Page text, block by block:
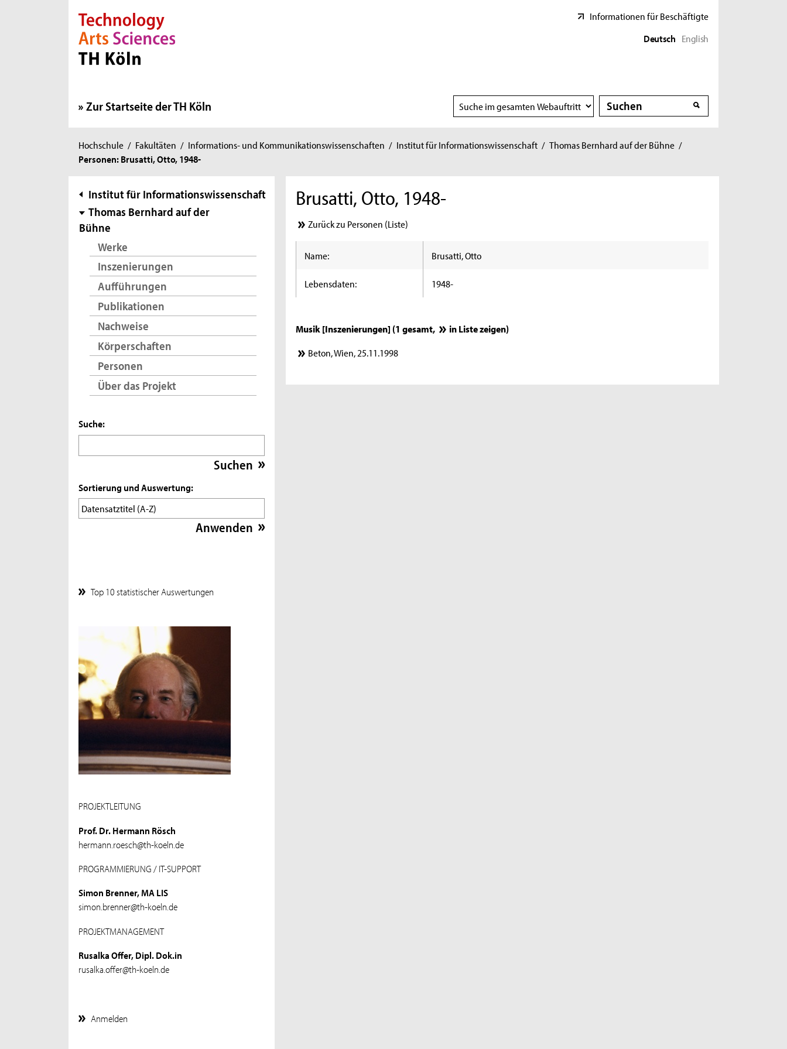
Direkt zur Hauptnavigation
Direkt zur Subnavigation
Direkt zum Inhalt
Direkt zum Fußbereich
Informationen für Beschäftigte
Deutsch English
Zur Startseite der TH Köln
Suchbereich
wählen
Suche
Suche
Sie
sind
Hochschule / Fakultäten / Informations- und Kommunikationswissenschaften / Institut für Informationswissenschaft / Thomas Bernhard auf der Bühne /
Personen: Brusatti, Otto, 1948-
Subnavigation
Institut für Informationswissenschaft
Thomas Bernhard auf der
Bühne
Werke
Inszenierungen
Aufführungen
Publikationen
Nachweise
Körperschaften
Personen
Über das Projekt
Suche:
Sortierung und Auswertung:
Top 10 statistischer Auswertungen
PROJEKTLEITUNG
Prof. Dr. Hermann Rösch
hermann.roesch@th-koeln.de
PROGRAMMIERUNG / IT-SUPPORT
Simon Brenner, MA LIS
simon.brenner@th-koeln.de
PROJEKTMANAGEMENT
Rusalka Offer, Dipl. Dok.in
rusalka.offer@th-koeln.de
Anmelden
Brusatti, Otto, 1948-
Zurück zu Personen (Liste)
Name: Brusatti, Otto
Lebensdaten: 1948-
Musik [Inszenierungen] (1 gesamt, in Liste zeigen)
Beton, Wien, 25.11.1998